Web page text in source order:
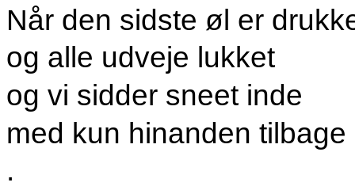
Når den sidste øl er
og alle udveje lukket
og vi sidder sneet inde
med kun hinanden tilbage
.